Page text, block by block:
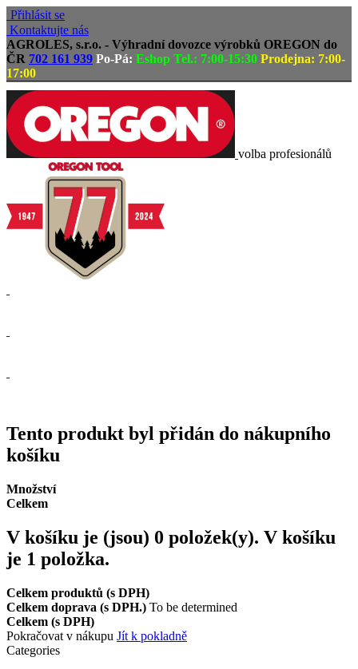
Přihlásit se
Kontaktujte nás
AGROLES, s.r.o. - Výhradní dovozce výrobků OREGON do
ČR 702 161 939 Po-Pá: Eshop Tel.: 7:00-15:30 Prodejna: 7:00-
17:00
volba profesionálů
Tento produkt byl přidán do nákupního
košíku
Množství
Celkem
V košíku je (jsou) 0 položek(y). V košíku
je 1 položka.
Celkem produktů (s DPH)
Celkem doprava (s DPH.) To be determined
Celkem (s DPH)
Pokračovat v nákupu Jít k pokladně
Categories